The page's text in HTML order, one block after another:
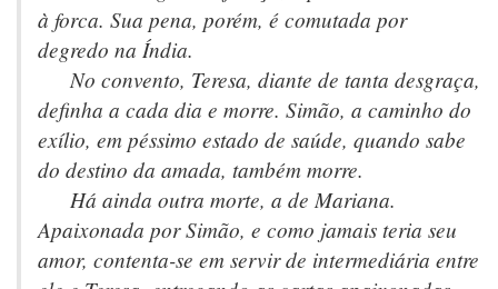
à forca. Sua pena, porém, é comutada por
degredo na Índia.
No convento, Teresa, diante de tanta desgraça,
definha a cada dia e morre. Simão, a caminho do
exílio, em péssimo estado de saúde, quando sabe
do destino da amada, também morre.
Há ainda outra morte, a de Mariana.
Apaixonada por Simão, e como jamais teria seu
amor, contenta-se em servir de intermediária entre